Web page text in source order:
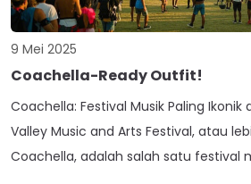
9 Mei 2025
Coachella-Ready Outfit!
Coachella: Festival Musik Paling Ikonik
Valley Music and Arts Festival, atau
Coachella, adalah salah satu festival